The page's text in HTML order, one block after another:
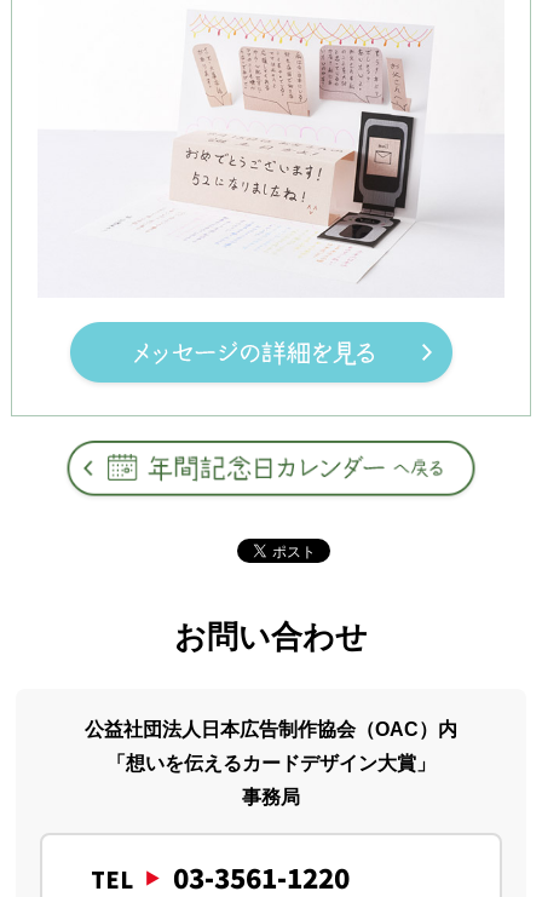
お問い合わせ
公益社団法人日本広告制作協会（OAC）内
「想いを伝えるカードデザイン大賞」
事務局
TEL 03-3561-1220